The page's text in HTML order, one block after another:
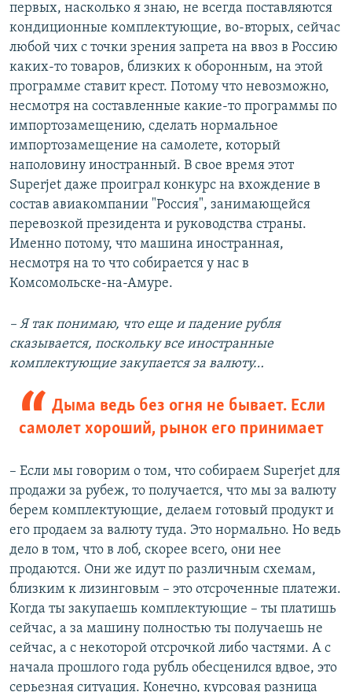
первых, насколько я знаю, не всегда поставляются
кондиционные комплектующие, во-вторых, сейчас
любой чих с точки зрения запрета на ввоз в Россию
каких-то товаров, близких к оборонным, на этой
программе ставит крест. Потому что невозможно,
несмотря на составленные какие-то программы по
импортозамещению, сделать нормальное
импортозамещение на самолете, который
наполовину иностранный. В свое время этот
Superjet даже проиграл конкурс на вхождение в
состав авиакомпании "Россия", занимающейся
перевозкой президента и руководства страны.
Именно потому, что машина иностранная,
несмотря на то что собирается у нас в
Комсомольске-на-Амуре.
– Я так понимаю, что еще и падение рубля
сказывается, поскольку все иностранные
комплектующие закупается за валюту…
Дыма ведь без огня не бывает. Если
самолет хороший, рынок его принимает
– Если мы говорим о том, что собираем Superjet для
продажи за рубеж, то получается, что мы за валюту
берем комплектующие, делаем готовый продукт и
его продаем за валюту туда. Это нормально. Но ведь
дело в том, что в лоб, скорее всего, они нее
продаются. Они же идут по различным схемам,
близким к лизинговым – это отсроченные платежи.
Когда ты закупаешь комплектующие – ты платишь
сейчас, а за машину полностью ты получаешь не
сейчас, а с некоторой отсрочкой либо частями. А с
начала прошлого года рубль обесценился вдвое, это
серьезная ситуация. Конечно, курсовая разница